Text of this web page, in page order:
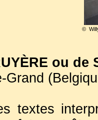
©
ou de
Grand
textes
- ap. 717)
du Capitole
noble et
asseoir ses